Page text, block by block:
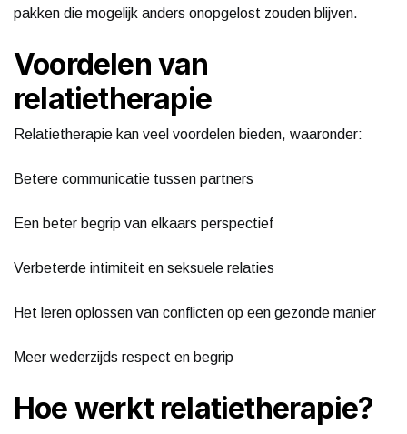
pakken die mogelijk anders onopgelost zouden blijven.
Voordelen van
relatietherapie
Relatietherapie kan veel voordelen bieden, waaronder:
Betere communicatie tussen partners
Een beter begrip van elkaars perspectief
Verbeterde intimiteit en seksuele relaties
Het leren oplossen van conflicten op een gezonde manier
Meer wederzijds respect en begrip
Hoe werkt relatietherapie?